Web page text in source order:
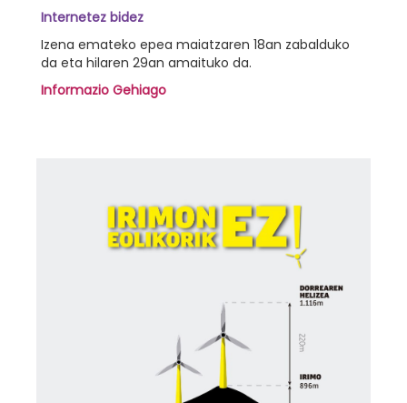
Internetez bidez
Izena emateko epea maiatzaren 18an zabalduko
da eta hilaren 29an amaituko da.
Informazio Gehiago